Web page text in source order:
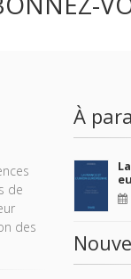
de
des
À